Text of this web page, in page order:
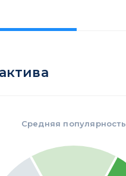
Средняя популярность